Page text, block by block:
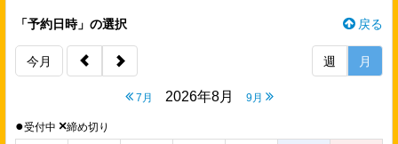
戻る
「予約日時」の選択
今月
7月 2026年8月 9月
週 月
●受付中 ×締め切り